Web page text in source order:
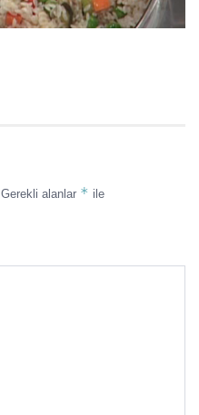
Gerekli alanlar * ile